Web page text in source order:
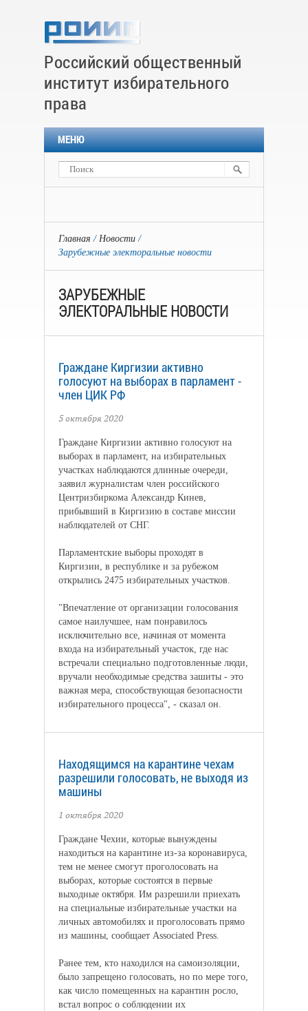
Российский общественный
институт избирательного
права
МЕНЮ
Главная
Новости
Зарубежные электоральные новости
ЗАРУБЕЖНЫЕ
ЭЛЕКТОРАЛЬНЫЕ НОВОСТИ
Граждане Киргизии активно
голосуют на выборах в парламент -
член ЦИК РФ
5 октября 2020
Граждане Киргизии активно голосуют на
выборах в парламент, на избирательных
участках наблюдаются длинные очереди,
заявил журналистам член российского
Центризбиркома Александр Кинев,
прибывший в Киргизию в составе миссии
наблюдателей от СНГ.
Парламентские выборы проходят в
Киргизии, в республике и за рубежом
открылись 2475 избирательных участков.
"Впечатление от организации голосования
самое наилучшее, нам понравилось
исключительно все, начиная от момента
входа на избирательный участок, где нас
встречали специально подготовленные люди,
вручали необходимые средства зашиты - это
важная мера, способствующая безопасности
избирательного процесса", - сказал он.
Находящимся на карантине чехам
разрешили голосовать, не выходя из
машины
1 октября 2020
Граждане Чехии, которые вынуждены
находиться на карантине из-за коронавируса,
тем не менее смогут проголосовать на
выборах, которые состоятся в первые
выходные октября. Им разрешили приехать
на специальные избирательные участки на
личных автомобилях и проголосовать прямо
из машины, сообщает Associated Press.
Ранее тем, кто находился на самоизоляции,
было запрещено голосовать, но по мере того,
как число помещенных на карантин росло,
встал вопрос о соблюдении их